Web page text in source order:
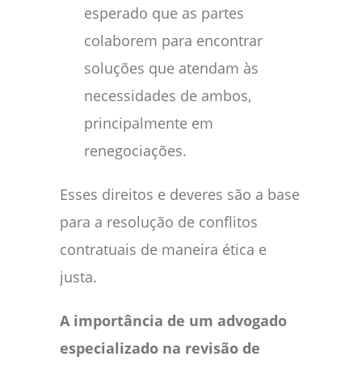
esperado que as partes
colaborem para encontrar
soluções que atendam às
necessidades de ambos,
principalmente em
renegociações.
Esses direitos e deveres são a base
para a resolução de conflitos
contratuais de maneira ética e
justa.
A importância de um advogado
especializado na revisão de